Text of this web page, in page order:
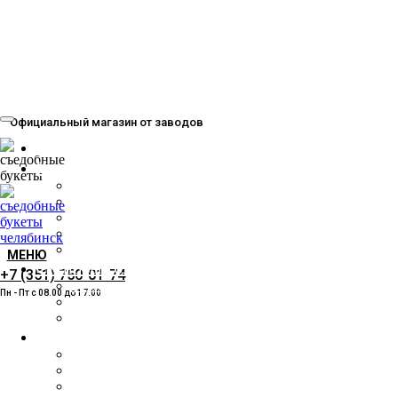
Официальный магазин от заводов
МЕНЮ
+7 (351) 750-01-74
Пн - Пт с 08.00 до 17.00
Кирпич
Стеновые блоки
Газобетонные блоки